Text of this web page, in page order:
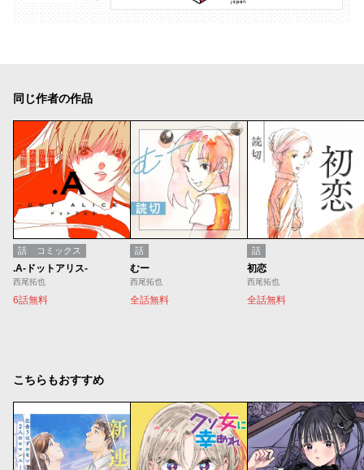
同じ作者の作品
話 コミックス
.A-ドットアリス-
西尾拓也
6話無料
話
むー
西尾拓也
全話無料
話
初恋
西尾拓也
全話無料
こちらもおすすめ